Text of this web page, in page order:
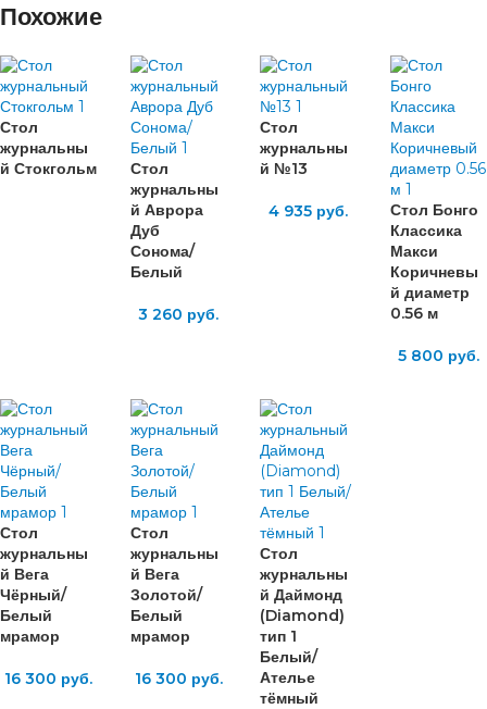
Похожие
Стол
журнальны
й Стокгольм
Стол
журнальны
й Аврора
Дуб
Сонома/
Белый
3 260 руб.
Стол
журнальны
й №13
4 935 руб.
Стол Бонго
Классика
Макси
Коричневы
й диаметр
0.56 м
5 800 руб.
Стол
журнальны
й Вега
Чёрный/
Белый
мрамор
16 300 руб.
Стол
журнальны
й Вега
Золотой/
Белый
мрамор
16 300 руб.
Стол
журнальны
й Даймонд
(Diamond)
тип 1
Белый/
Ателье
тёмный